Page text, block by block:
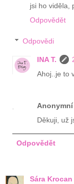
jsi ho viděla,
Odpovědět
Odpovědi
INA T.
Ahoj..je to
Anonymní
Děkuji, už
Odpovědět
Sára Krocan